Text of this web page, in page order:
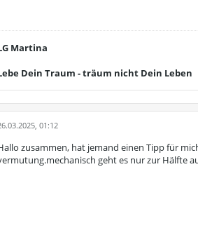
Martina
Dein Traum - träum nicht Dein Leben
01:12
zusammen, hat jemand einen Tipp für
geht es nur zur Hälfte